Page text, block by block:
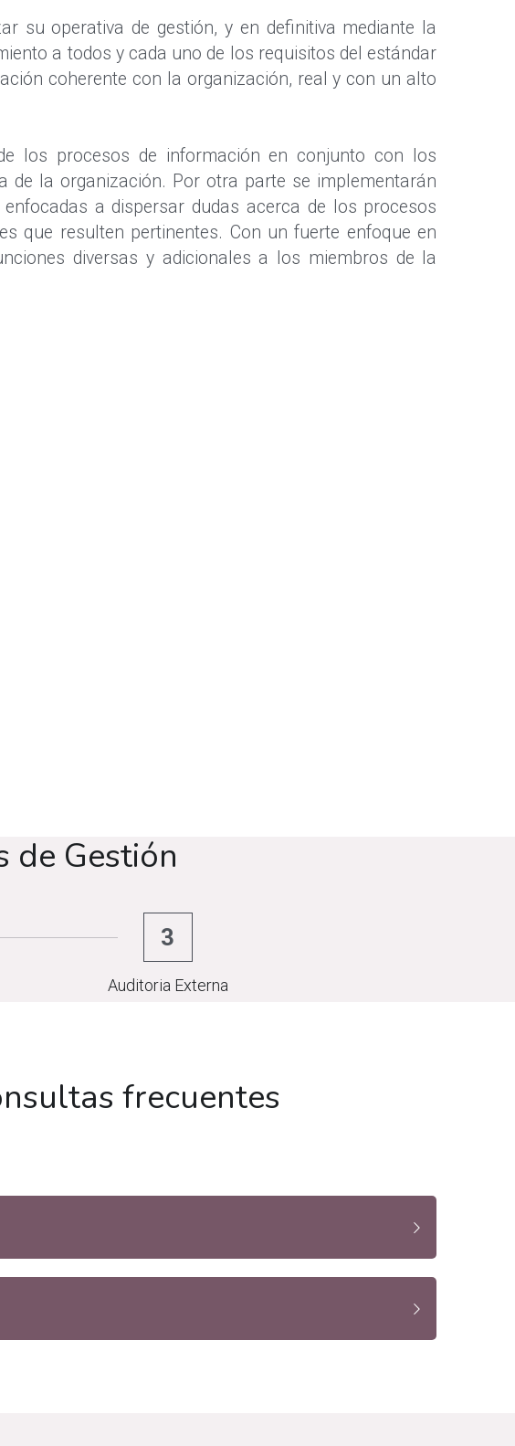
su operativa de gestión, y en definitiva mediante la
a todos y cada uno de los requisitos del estándar
coherente con la organización, real y con un alto
los procesos de información en conjunto con los
de la organización. Por otra parte se implementarán
a dispersar dudas acerca de los procesos
que resulten pertinentes. Con un fuerte enfoque en
diversas y adicionales a los miembros de la
de Gestión
3
Auditoria Externa
frecuentes